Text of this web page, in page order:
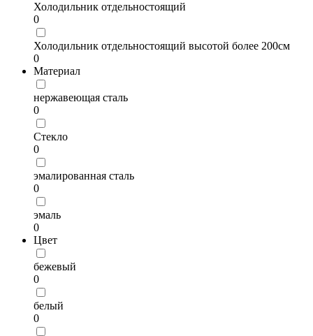
Холодильник отдельностоящий
0
Холодильник отдельностоящий высотой более 200см
0
Материал
нержавеющая сталь
0
Стекло
0
эмалированная сталь
0
эмаль
0
Цвет
бежевый
0
белый
0